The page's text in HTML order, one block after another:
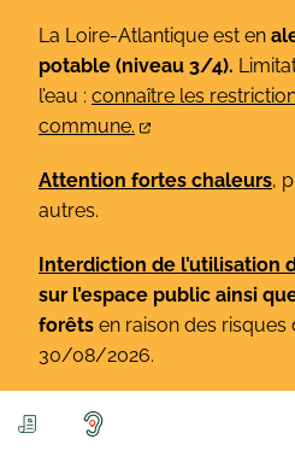
contenu
La Loire-Atlantique est en
potable (niveau 3/4).
l’eau : connaître les
commune.
Attention fortes chaleurs,
autres.
Interdiction de l’utilisation
sur l’espace public ainsi
forêts en raison des risques
30/08/2026.